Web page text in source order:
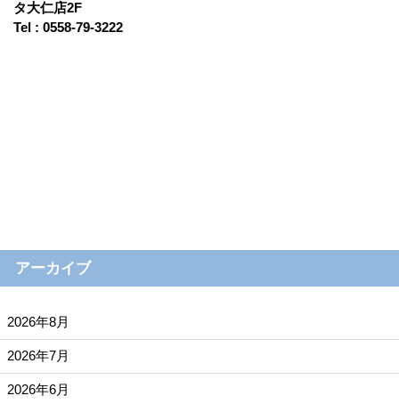
タ大仁店2F
Tel : 0558-79-3222
アーカイブ
2026年8月
2026年7月
2026年6月